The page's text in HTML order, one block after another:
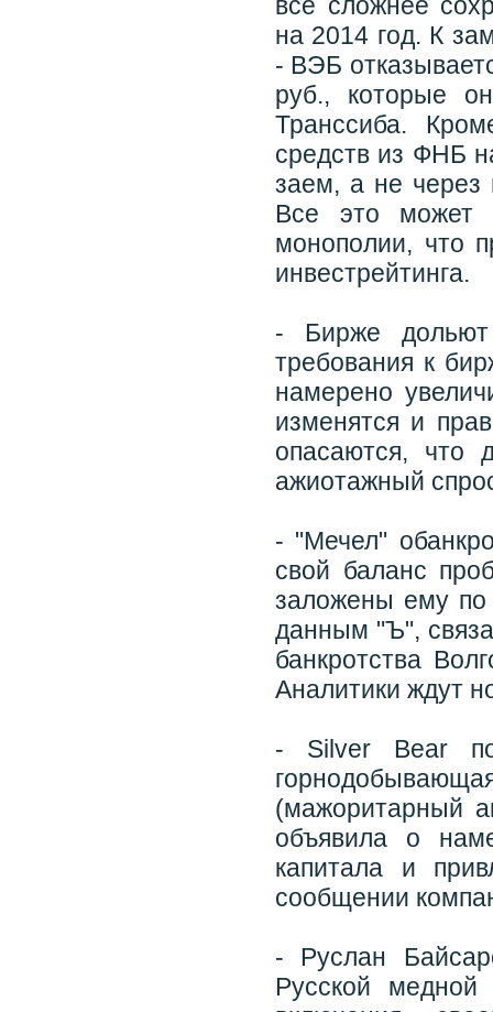
на 2014 год. К
- ВЭБ
руб., которые
Транссиба.
средств из ФНБ
заем, а не через
Все это может
монополии, что
инвестрейтинга.
- Бирже дольют
требования к
намерено
изменятся и
опасаются, что
ажиотажный
- "Мечел"
свой баланс
заложены ему
данным "Ъ",
банкротства
Аналитики ждут
- Silver Bear
(мажоритарный
объявила о
капитала и
сообщении
- Руслан
Русской